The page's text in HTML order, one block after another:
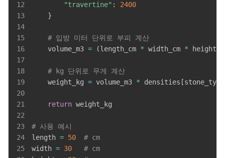
12
"travertine" :
2400
13
}
14
15
# 입방 미터 단위로 부피 계산
16
    volume_m3
= (length_cm * width_cm *
17
18
# kg 단위로 무게 계산
19
    weight_kg
= volume_m3 * densities [stone_type
20
21
return
22
23
# 사용 예시
24
length = 50
# cm
25
width = 30
# cm